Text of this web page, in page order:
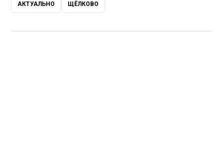
АКТУАЛЬНО ЩЁЛКОВО